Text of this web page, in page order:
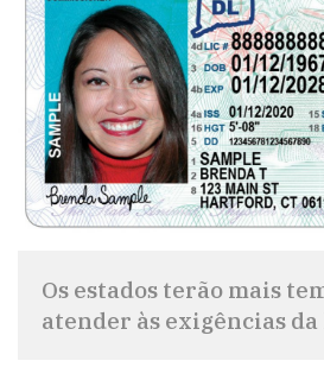
Os estados terão mais
atender às exigências